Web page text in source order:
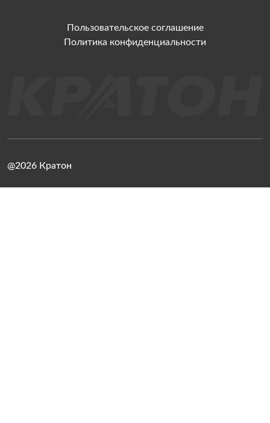
Пользовательское соглашение
Политика конфиденциальности
@2026 Кратон